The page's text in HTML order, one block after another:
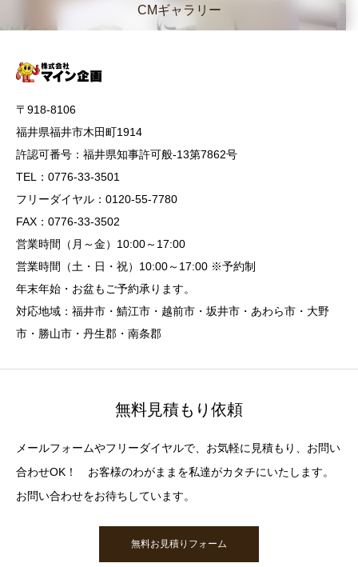
CMギャラリー
〒918-8106
福井県福井市木田町1914
許認可番号：福井県知事許可般-13第7862号
TEL：0776-33-3501
フリーダイヤル：0120-55-7780
FAX：0776-33-3502
営業時間（月～金）10:00～17:00
営業時間（土・日・祝）10:00～17:00 ※予約制
年末年始・お盆もご予約承ります。
対応地域：福井市・鯖江市・越前市・坂井市・あわら市・大野
市・勝山市・丹生郡・南条郡
無料見積もり依頼
メールフォームやフリーダイヤルで、お気軽に見積もり、お問い
合わせOK！ お客様のわがままを私達がカタチにいたします。
お問い合わせをお待ちしています。
無料お見積りフォーム